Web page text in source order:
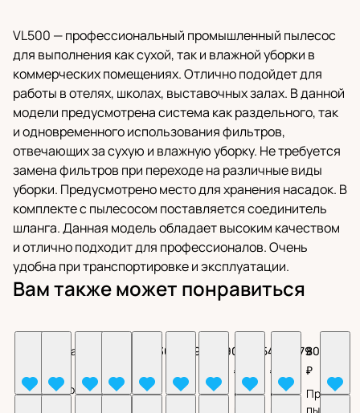
VL500 — профессиональный промышленный пылесос
для выполнения как сухой, так и влажной уборки в
коммерческих помещениях. Отлично подойдет для
работы в отелях, школах, выставочных залах. В данной
модели предусмотрена система как раздельного, так
и одновременного использования фильтров,
отвечающих за сухую и влажную уборку. Не требуется
замена фильтров при переходе на различные виды
уборки. Предусмотрено место для хранения насадок. В
комплекте с пылесосом поставляется соединитель
шланга. Данная модель обладает высоким качеством
и отлично подходит для профессионалов. Очень
удобна при транспортировке и эксплуатации.
Вам также может понравиться
Строительный
Цена
запросуПылесосПылесос
102 302
Пылесос
122 299
Пылесос
296 908
Пылесос
753 854
₽
Пылесос
промышленный
480 479
₽
Пылесос
промышленный
80 292
₽
пылесос